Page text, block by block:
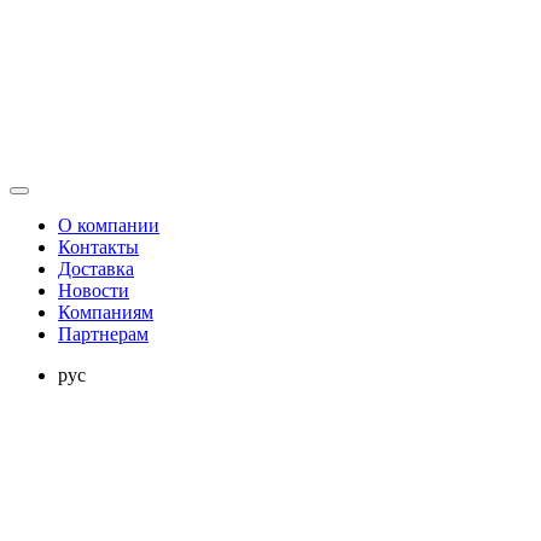
О компании
Контакты
Доставка
Новости
Компаниям
Партнерам
рус